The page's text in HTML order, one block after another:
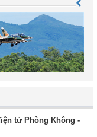
tử Phòng Không -